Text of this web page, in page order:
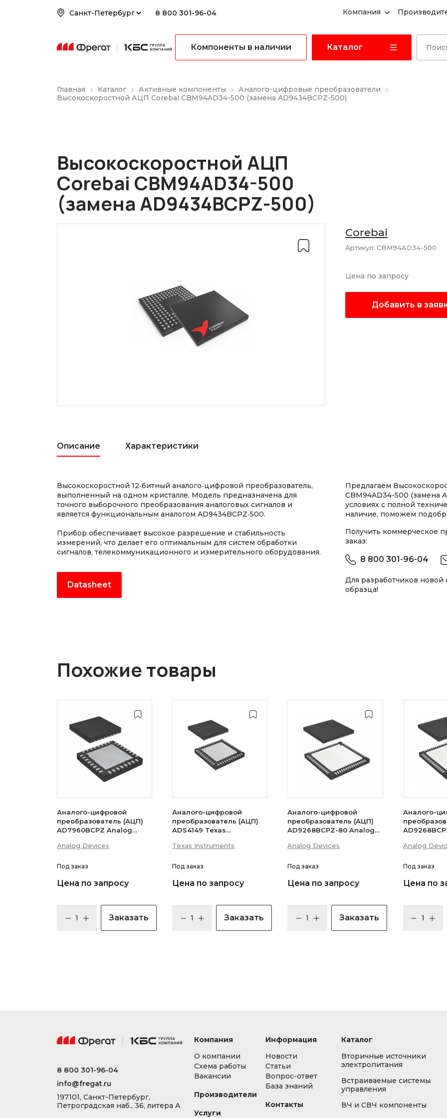
8 800 301-96-04 Компания
Компоненты в наличии Каталог
Главная Каталог Активные компоненты
Аналого-цифровые преобразователи
Высокоскоростной АЦП Corebai CBM94AD34-500 (замена AD9434BCPZ-500)
Высокоскоростной АЦП
Corebai CBM94AD34-500
(замена AD9434BCPZ-500)
Corebai
Артикул: CBM94AD34-500
Цена по запросу
Добавить в
Описание Характеристики
Высокоскоростной 12‑битный аналого‑цифровой преобразователь,
выполненный на одном кристалле. Модель предназначена для
точного выборочного преобразования аналоговых сигналов и
является функциональным аналогом AD9434BCPZ‑500.
Прибор обеспечивает высокое разрешение и стабильность
измерений, что делает его оптимальным для систем обработки
сигналов, телекоммуникационного и измерительного оборудования.
Datasheet
Предлагаем
CBM94AD34-500 (замена
условиях с полной
наличие, поможем
Получить коммерческое
заказ:
8 800 301-96-04
Для разработчиков
образца!
Похожие товары
Аналого-цифровой
преобразователь (АЦП)
AD7960BCPZ Analog
Analog Devices
Под заказ
Цена по запросу
Заказать
Аналого-цифровой
преобразователь (АЦП)
ADS4149 Texas
Texas Instruments
Под заказ
Цена по запросу
Заказать
Аналого-цифровой
преобразователь (АЦП)
AD9268BCPZ-80 Analog
Analog Devices
Под заказ
Цена по запросу
Заказать
Аналого-
Analog
Под заказ
Цена по
8 800 301-96-04
info@fregat.ru
197101, Санкт-Петербург,
Петроградская наб., 36, литера А
Компания
О компании
Схема работы
Вакансии
Производители
Услуги
Информация
Новости
Статьи
Вопрос-ответ
База знаний
Контакты
Каталог
Вторичные источники
электропитания
Встраиваемые системы
управления
ВЧ и СВЧ компоненты